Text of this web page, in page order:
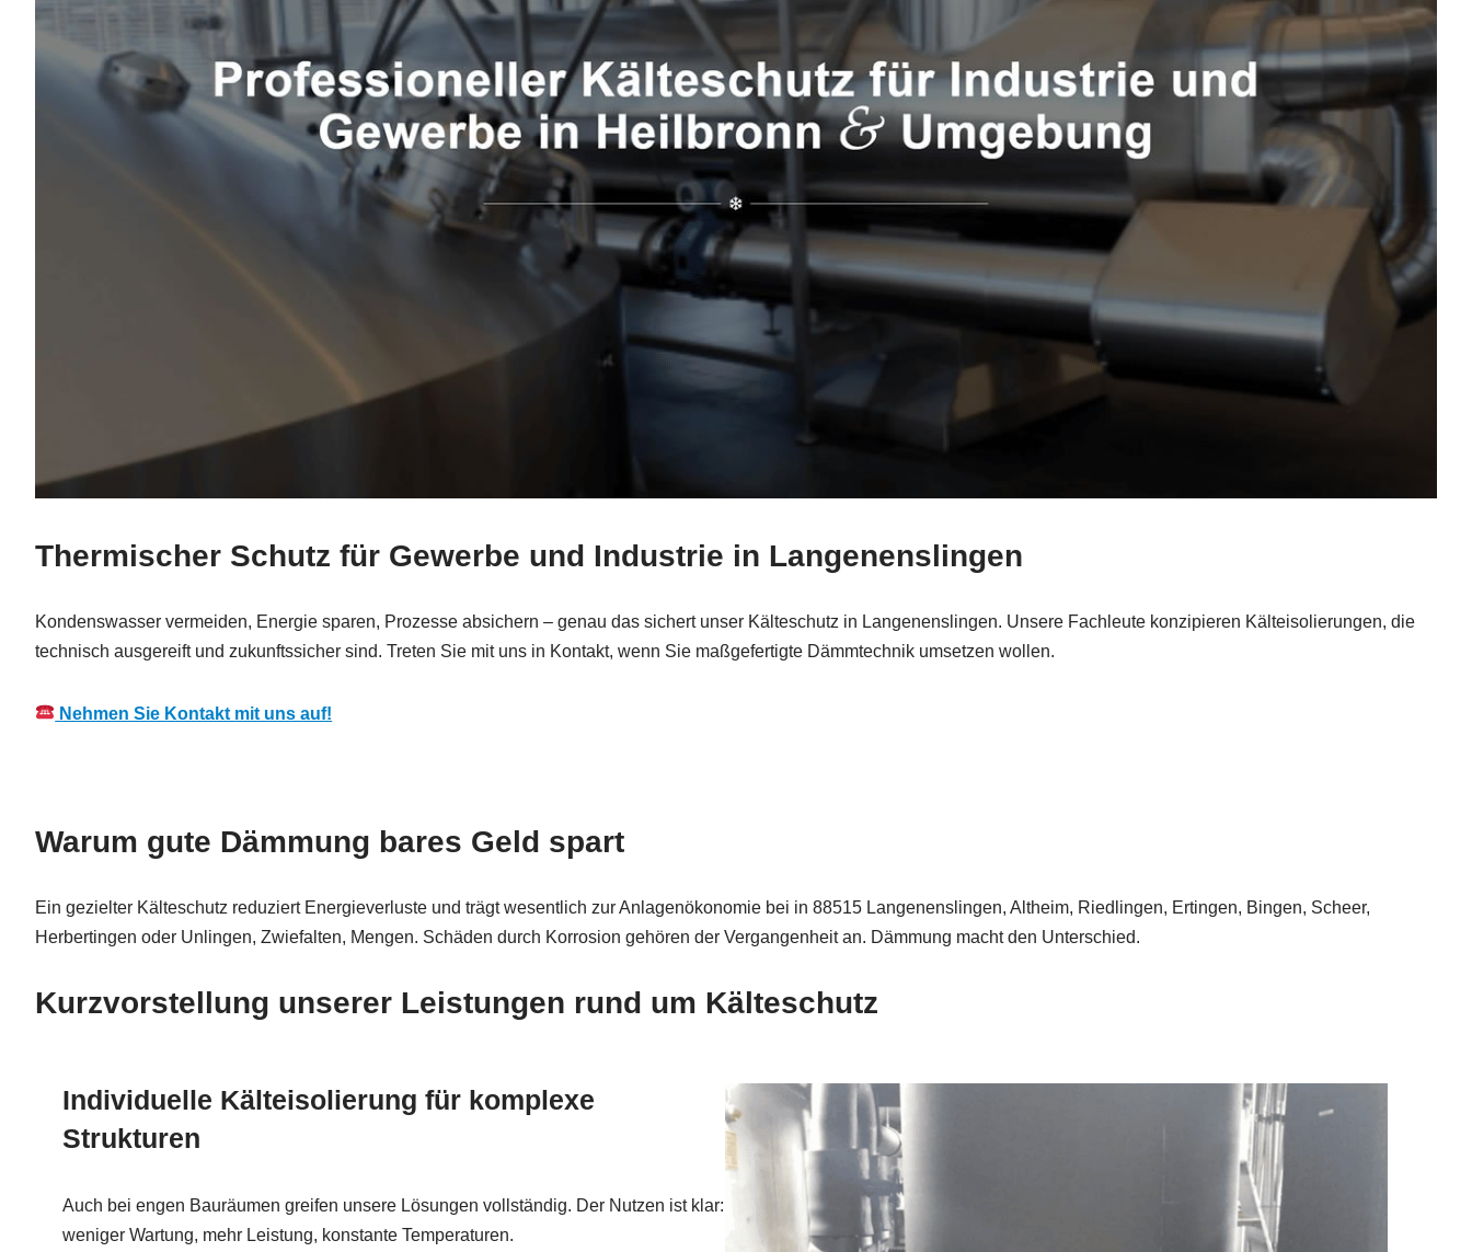
Thermischer Schutz für Gewerbe und Industrie in Langenenslingen
Kondenswasser vermeiden, Energie sparen, Prozesse absichern – genau das sichert unser Kälteschutz in Langenenslingen. Unsere Fachleute konzipieren Kälteisolierungen, die
technisch ausgereift und zukunftssicher sind. Treten Sie mit uns in Kontakt, wenn Sie maßgefertigte Dämmtechnik umsetzen wollen.
Nehmen Sie Kontakt mit uns auf!
Warum gute Dämmung bares Geld spart
Ein gezielter Kälteschutz reduziert Energieverluste und trägt wesentlich zur Anlagenökonomie bei in 88515 Langenenslingen, Altheim, Riedlingen, Ertingen, Bingen, Scheer,
Herbertingen oder Unlingen, Zwiefalten, Mengen. Schäden durch Korrosion gehören der Vergangenheit an. Dämmung macht den Unterschied.
Kurzvorstellung unserer Leistungen rund um Kälteschutz
Individuelle Kälteisolierung für komplexe
Strukturen
Auch bei engen Bauräumen greifen unsere Lösungen vollständig. Der Nutzen ist klar:
weniger Wartung, mehr Leistung, konstante Temperaturen.